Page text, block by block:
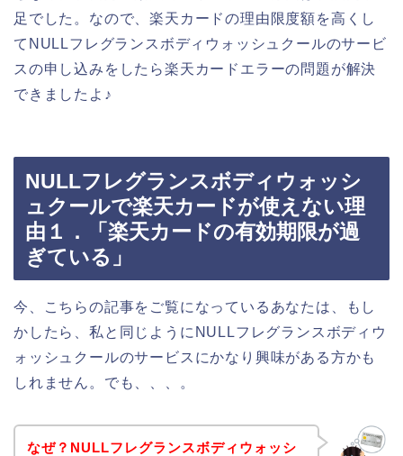
足でした。なので、楽天カードの理由限度額を高くし
てNULLフレグランスボディウォッシュクールのサービ
スの申し込みをしたら楽天カードエラーの問題が解決
できましたよ♪
NULLフレグランスボディウォッシ
ュクールで楽天カードが使えない理
由１．「楽天カードの有効期限が過
ぎている」
今、こちらの記事をご覧になっているあなたは、もし
かしたら、私と同じようにNULLフレグランスボディウ
ォッシュクールのサービスにかなり興味がある方かも
しれません。でも、、、。
なぜ？NULLフレグランスボディウォッシ